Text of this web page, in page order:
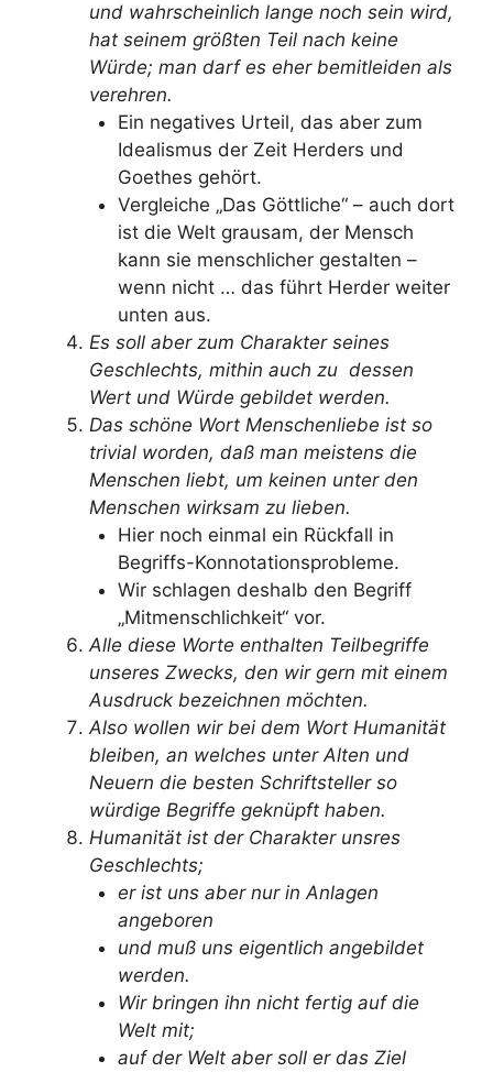
und wahrscheinlich lange noch sein wird,
hat seinem größten Teil nach keine
Würde; man darf es eher bemitleiden als
verehren.
Ein negatives Urteil, das aber zum
Idealismus der Zeit Herders und
Goethes gehört.
Vergleiche „Das Göttliche“ – auch dort
ist die Welt grausam, der Mensch
kann sie menschlicher gestalten –
wenn nicht … das führt Herder weiter
unten aus.
Es soll aber zum Charakter seines
Geschlechts, mithin auch zu dessen
Wert und Würde gebildet werden.
Das schöne Wort Menschenliebe ist so
trivial worden, daß man meistens die
Menschen liebt, um keinen unter den
Menschen wirksam zu lieben.
Hier noch einmal ein Rückfall in
Begriffs-Konnotationsprobleme.
Wir schlagen deshalb den Begriff
„Mitmenschlichkeit“ vor.
Alle diese Worte enthalten Teilbegriffe
unseres Zwecks, den wir gern mit einem
Ausdruck bezeichnen möchten.
Also wollen wir bei dem Wort Humanität
bleiben, an welches unter Alten und
Neuern die besten Schriftsteller so
würdige Begriffe geknüpft haben.
Humanität ist der Charakter unsres
Geschlechts;
er ist uns aber nur in Anlagen
angeboren
und muß uns eigentlich angebildet
werden.
Wir bringen ihn nicht fertig auf die
Welt mit;
auf der Welt aber soll er das Ziel